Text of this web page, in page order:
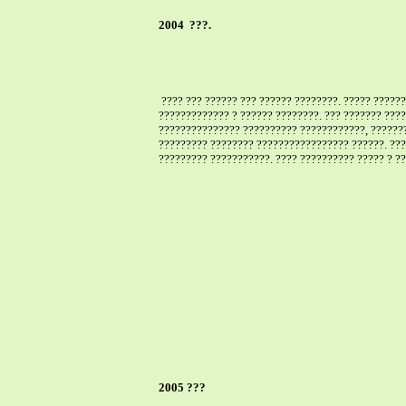
2004 ???.
???? ??? ?????? ??? ?????? ????????. ?????
????????????? ? ?????? ????????. ??? ???????
??????????????? ?????????? ????????????,
????????? ???????? ????????????????? ??????.
????????? ???????????. ???? ?????????? ????? ?
2005 ???